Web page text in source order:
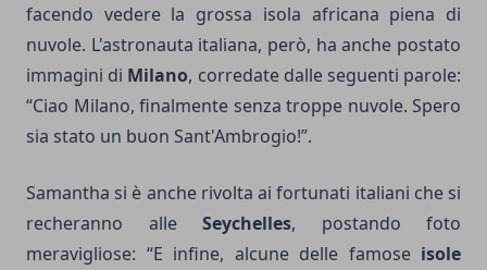
facendo vedere la grossa isola africana piena di
nuvole. L'astronauta italiana, però, ha anche postato
immagini di Milano, corredate dalle seguenti parole:
“Ciao Milano, finalmente senza troppe nuvole. Spero
sia stato un buon Sant'Ambrogio!”.
Samantha si è anche rivolta ai fortunati italiani che si
recheranno alle Seychelles, postando foto
meravigliose: “E infine, alcune delle famose isole